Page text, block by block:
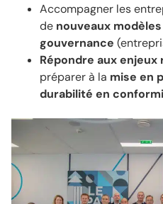
Accompagner les
de nouveaux
gouvernance
Répondre aux
préparer à la mise en
durabilité en